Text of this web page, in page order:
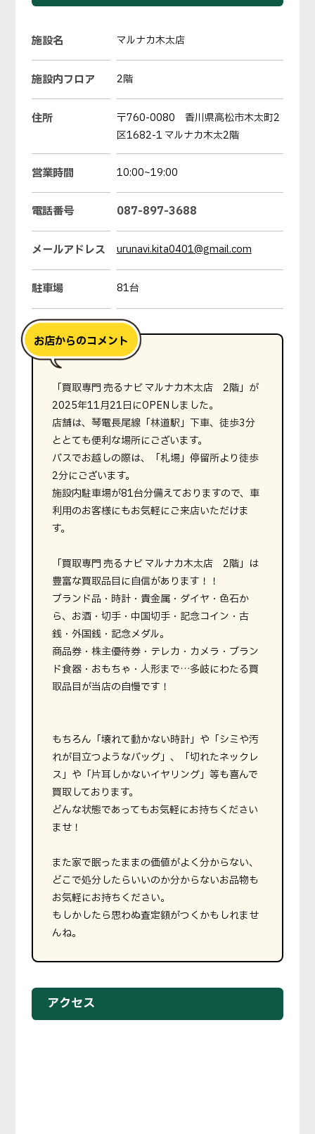
施設名 マルナカ木太店
施設内フロア 2階
住所
〒760-0080 香川県高松市木太町2
区1682-1 マルナカ木太2階
営業時間 10:00~19:00
電話番号 087-897-3688
メールアドレス urunavi.kita0401@gmail.com
駐車場 81台
「買取専門 売るナビ マルナカ木太店 2階」が
2025年11月21日にOPENしました。
店舗は、琴電長尾線「林道駅」下車、徒歩3分
ととても便利な場所にございます。
バスでお越しの際は、「札場」停留所より徒歩
2分にございます。
施設内駐車場が81台分備えておりますので、車
利用のお客様にもお気軽にご来店いただけま
す。
「買取専門 売るナビ マルナカ木太店 2階」は
豊富な買取品目に自信があります！！
ブランド品・時計・貴金属・ダイヤ・色石か
ら、お酒・切手・中国切手・記念コイン・古
銭・外国銭・記念メダル。
商品券・株主優待券・テレカ・カメラ・ブラン
ド食器・おもちゃ・人形まで…多岐にわたる買
取品目が当店の自慢です！
もちろん「壊れて動かない時計」や「シミや汚
れが目立つようなバッグ」、「切れたネックレ
ス」や「片耳しかないイヤリング」等も喜んで
買取しております。
どんな状態であってもお気軽にお持ちください
ませ！
また家で眠ったままの価値がよく分からない、
どこで処分したらいいのか分からないお品物も
お気軽にお持ちください。
もしかしたら思わぬ査定額がつくかもしれませ
んね。
アクセス